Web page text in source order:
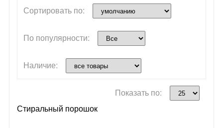
Сортировать по:
По популярности:
Наличие:
Показать по:
Стиральный порошок